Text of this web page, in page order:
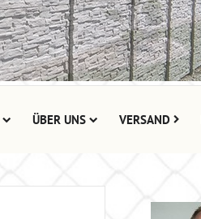
ÜBER UNS VERSAND